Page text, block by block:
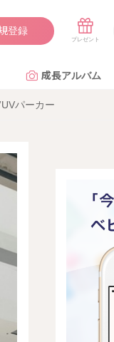
登録
成長アルバム
パーカー